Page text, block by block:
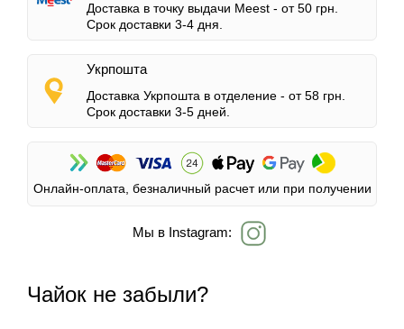
Доставка в точку выдачи Meest - от 50 грн.
Срок доставки 3-4 дня.
Укрпошта
Доставка Укрпошта в отделение - от 58 грн.
Срок доставки 3-5 дней.
Онлайн-оплата, безналичный расчет или при получении
Мы в Instagram:
Чайок не забыли?